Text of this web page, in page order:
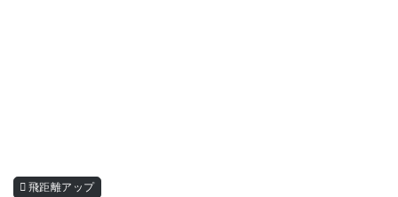
飛距離アップ